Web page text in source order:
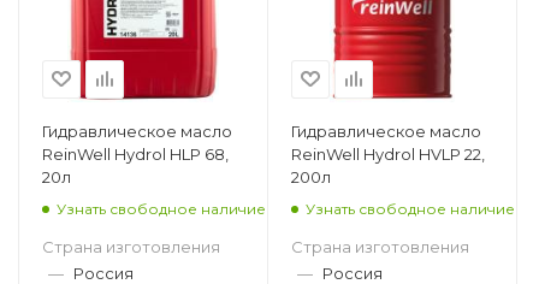
Гидравлическое масло
ReinWell Hydrol HLP 68,
20л
Узнать свободное наличие
Страна изготовления
— Россия
Гидравлическое масло
ReinWell Hydrol HVLP 22,
200л
Узнать свободное наличие
Страна изготовления
— Россия